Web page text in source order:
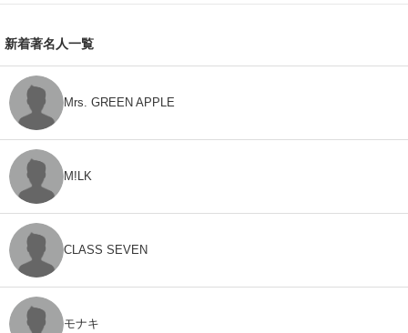
新着著名人一覧
Mrs. GREEN APPLE
M!LK
CLASS SEVEN
モナキ